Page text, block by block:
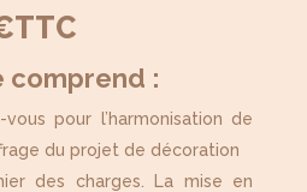
comprend :
pour l’harmonisation de
du projet de décoration
des charges. La mise en